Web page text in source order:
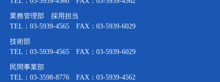
業務管理部 採用担当
TEL：03-5939-4565 FAX：03-5939-6029
技術部
TEL：03-5939-4565 FAX：03-5939-6029
民間事業部
TEL：03-3598-8776 FAX：03-5939-4562